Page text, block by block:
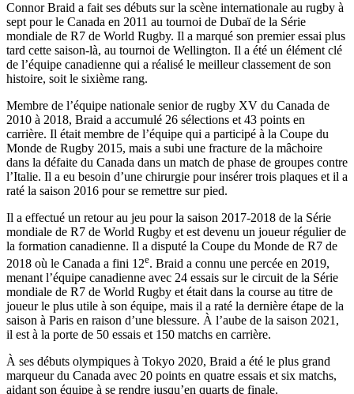
Connor Braid a fait ses débuts sur la scène internationale au rugby à
sept pour le Canada en 2011 au tournoi de Dubaï de la Série
mondiale de R7 de World Rugby. Il a marqué son premier essai plus
tard cette saison-là, au tournoi de Wellington. Il a été un élément clé
de l’équipe canadienne qui a réalisé le meilleur classement de son
histoire, soit le sixième rang.
Membre de l’équipe nationale senior de rugby XV du Canada de
2010 à 2018, Braid a accumulé 26 sélections et 43 points en
carrière. Il était membre de l’équipe qui a participé à la Coupe du
Monde de Rugby 2015, mais a subi une fracture de la mâchoire
dans la défaite du Canada dans un match de phase de groupes contre
l’Italie. Il a eu besoin d’une chirurgie pour insérer trois plaques et il a
raté la saison 2016 pour se remettre sur pied.
Il a effectué un retour au jeu pour la saison 2017-2018 de la Série
mondiale de R7 de World Rugby et est devenu un joueur régulier de
la formation canadienne. Il a disputé la Coupe du Monde de R7 de
2018 où le Canada a fini 12e. Braid a connu une percée en 2019,
menant l’équipe canadienne avec 24 essais sur le circuit de la Série
mondiale de R7 de World Rugby et était dans la course au titre de
joueur le plus utile à son équipe, mais il a raté la dernière étape de la
saison à Paris en raison d’une blessure. À l’aube de la saison 2021,
il est à la porte de 50 essais et 150 matchs en carrière.
À ses débuts olympiques à Tokyo 2020, Braid a été le plus grand
marqueur du Canada avec 20 points en quatre essais et six matchs,
aidant son équipe à se rendre jusqu’en quarts de finale.